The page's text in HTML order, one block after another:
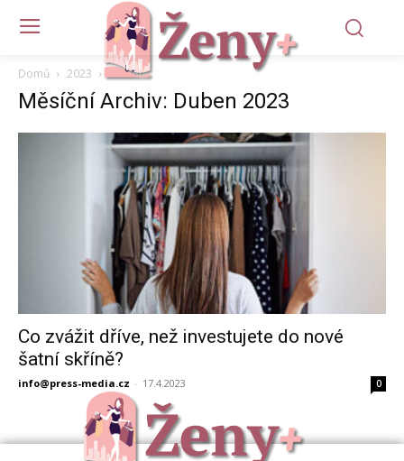
Domů 2023 Duben
Měsíční Archiv: Duben 2023
Co zvážit dříve, než investujete do nové
šatní skříně?
info@press-media.cz - 17.4.2023 0